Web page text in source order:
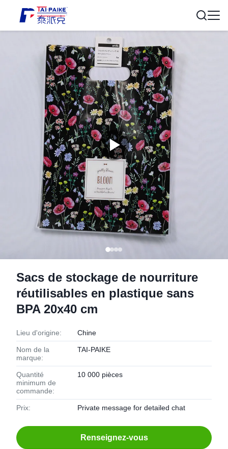
Sacs de stockage de nourriture
réutilisables en plastique sans
BPA 20x40 cm
Lieu d'origine: Chine
Nom de la
marque:
TAI-PAIKE
Quantité
minimum de
commande:
10 000 pièces
Prix: Private message for detailed chat
Renseignez-vous